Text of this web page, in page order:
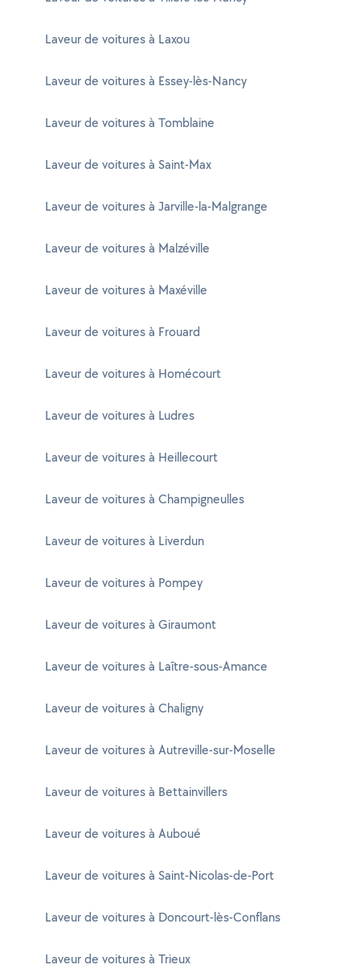
Laveur de voitures à Laxou
Laveur de voitures à Essey-lès-Nancy
Laveur de voitures à Tomblaine
Laveur de voitures à Saint-Max
Laveur de voitures à Jarville-la-Malgrange
Laveur de voitures à Malzéville
Laveur de voitures à Maxéville
Laveur de voitures à Frouard
Laveur de voitures à Homécourt
Laveur de voitures à Ludres
Laveur de voitures à Heillecourt
Laveur de voitures à Champigneulles
Laveur de voitures à Liverdun
Laveur de voitures à Pompey
Laveur de voitures à Giraumont
Laveur de voitures à Laître-sous-Amance
Laveur de voitures à Chaligny
Laveur de voitures à Autreville-sur-Moselle
Laveur de voitures à Bettainvillers
Laveur de voitures à Auboué
Laveur de voitures à Saint-Nicolas-de-Port
Laveur de voitures à Doncourt-lès-Conflans
Laveur de voitures à Trieux